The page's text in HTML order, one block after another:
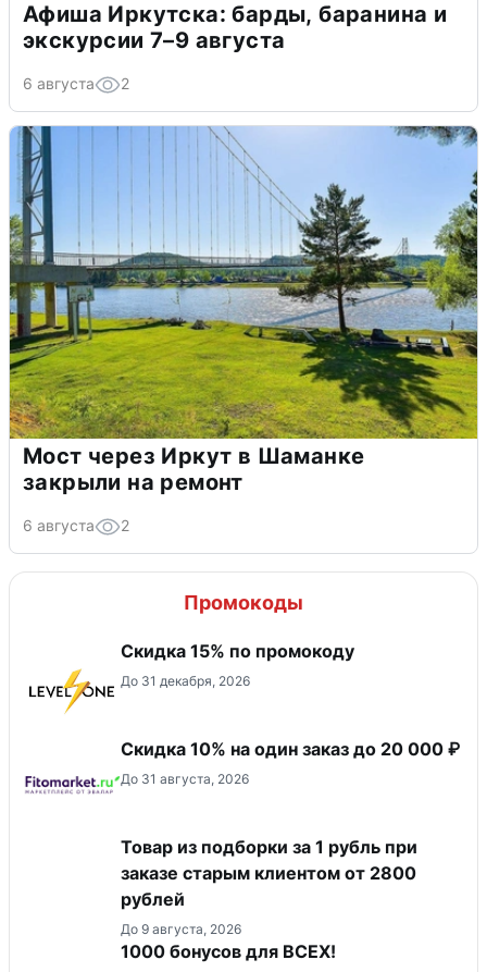
Афиша Иркутска: барды, баранина и
экскурсии 7–9 августа
6 августа 2
Мост через Иркут в Шаманке
закрыли на ремонт
6 августа 2
Промокоды
Скидка 15% по промокоду
До 31 декабря, 2026
Скидка 10% на один заказ до 20 000 ₽
До 31 августа, 2026
Товар из подборки за 1 рубль при
заказе старым клиентом от 2800
рублей
До 9 августа, 2026
1000 бонусов для ВСЕХ!